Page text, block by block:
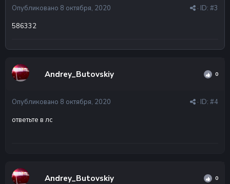
· ID: #3
Опубликовано 8 октября, 2020
586332
Andrey_Butovskiy 0
· ID: #4
Опубликовано 8 октября, 2020
ответьте в лс
Andrey_Butovskiy 0